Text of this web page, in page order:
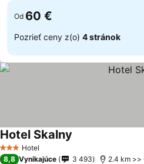
Od 60 €
Pozrieť ceny z(o) 4 stránok
3 Počet hviezdičiek
Hotel
Hotel Skalny
8,8 Vynikajúce 3 493 2.4 km >>